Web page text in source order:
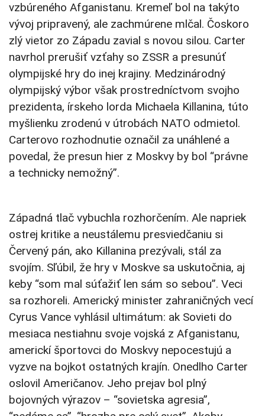
vzbúreného Afganistanu. Kremeľ bol na takýto
vývoj pripravený, ale zachmúrene mlčal. Čoskoro
zlý vietor zo Západu zavial s novou silou. Carter
navrhol prerušiť vzťahy so ZSSR a presunúť
olympijské hry do inej krajiny. Medzinárodný
olympijský výbor však prostredníctvom svojho
prezidenta, írskeho lorda Michaela Killanina, túto
myšlienku zrodenú v útrobách NATO odmietol.
Carterovo rozhodnutie označil za unáhlené a
povedal, že presun hier z Moskvy by bol “právne
a technicky nemožný”.
Západná tlač vybuchla rozhorčením. Ale napriek
ostrej kritike a neustálemu presviedčaniu si
Červený pán, ako Killanina prezývali, stál za
svojím. Sľúbil, že hry v Moskve sa uskutočnia, aj
keby “som mal súťažiť len sám so sebou”. Veci
sa rozhoreli. Americký minister zahraničných vecí
Cyrus Vance vyhlásil ultimátum: ak Sovieti do
mesiaca nestiahnu svoje vojská z Afganistanu,
americkí športovci do Moskvy nepocestujú a
vyzve na bojkot ostatných krajín. Onedlho Carter
oslovil Američanov. Jeho prejav bol plný
bojovných výrazov – “sovietska agresia”,